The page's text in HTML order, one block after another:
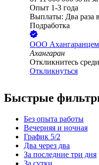
Опыт 1-3 года
Выплаты: Два раза
Подработка
ООО
Ахангаран
Откликнитесь
Откликнуться
Быстрые
Без опыта работы
Вечерняя и ночная
График 5/2
Два через два
За последние три дня
За сутки